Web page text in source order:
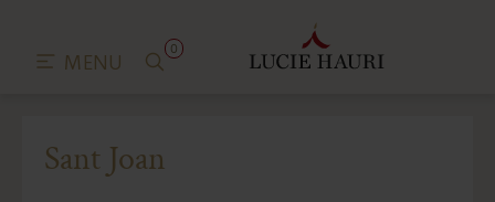
MENU
0
Sant Joan